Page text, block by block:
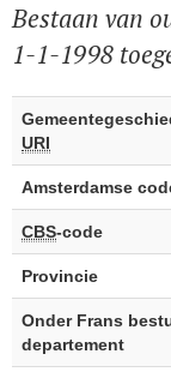
Bestaan van
1-1-1998
URI
Amsterdamse
CBS-code
Provincie
Onder Frans
departement